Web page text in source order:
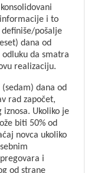
i to
pošalje
dana od
odluku da smatra
realizaciju.
dana od
rad započet,
iznosa. Ukoliko je
biti 50% od
novca ukoliko
i
od strane